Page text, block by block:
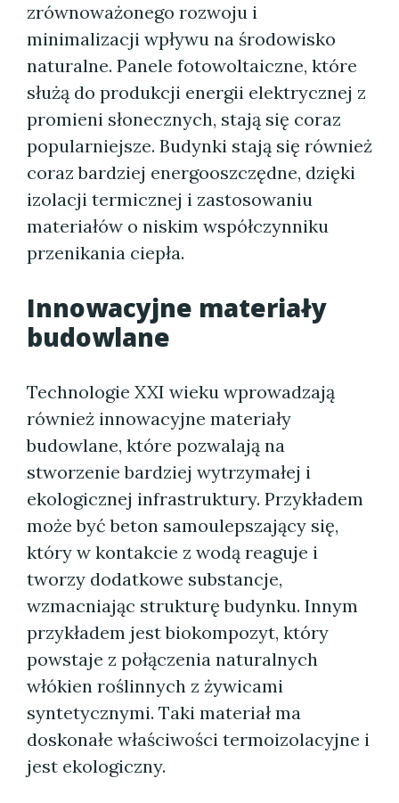
zrównoważonego rozwoju i
minimalizacji wpływu na środowisko
naturalne. Panele fotowoltaiczne, które
służą do produkcji energii elektrycznej z
promieni słonecznych, stają się coraz
popularniejsze. Budynki stają się również
coraz bardziej energooszczędne, dzięki
izolacji termicznej i zastosowaniu
materiałów o niskim współczynniku
przenikania ciepła.
Innowacyjne materiały
budowlane
Technologie XXI wieku wprowadzają
również innowacyjne materiały
budowlane, które pozwalają na
stworzenie bardziej wytrzymałej i
ekologicznej infrastruktury. Przykładem
może być beton samoulepszający się,
który w kontakcie z wodą reaguje i
tworzy dodatkowe substancje,
wzmacniając strukturę budynku. Innym
przykładem jest biokompozyt, który
powstaje z połączenia naturalnych
włókien roślinnych z żywicami
syntetycznymi. Taki materiał ma
doskonałe właściwości termoizolacyjne i
jest ekologiczny.